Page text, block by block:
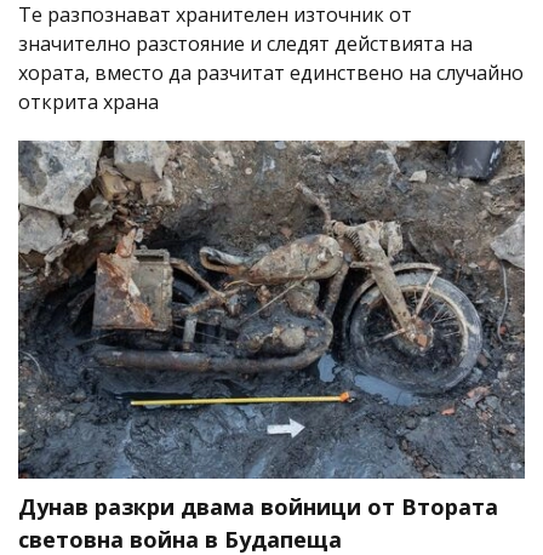
Те разпознават хранителен източник от
значително разстояние и следят действията на
хората, вместо да разчитат единствено на случайно
открита храна
Дунав разкри двама войници от Втората
световна война в Будапеща